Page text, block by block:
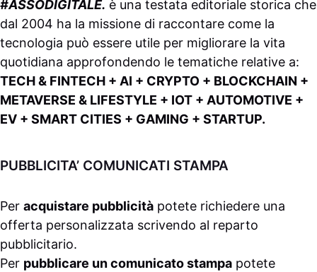
#ASSODIGITALE. è una testata editoriale storica che
dal 2004 ha la missione di raccontare come la
tecnologia può essere utile per migliorare la vita
quotidiana approfondendo le tematiche relative a:
TECH & FINTECH + AI + CRYPTO + BLOCKCHAIN +
METAVERSE & LIFESTYLE + IOT + AUTOMOTIVE +
EV + SMART CITIES + GAMING + STARTUP.
PUBBLICITA’ COMUNICATI STAMPA
Per acquistare pubblicità potete richiedere una
offerta personalizzata scrivendo al reparto
pubblicitario.
Per pubblicare un comunicato stampa potete